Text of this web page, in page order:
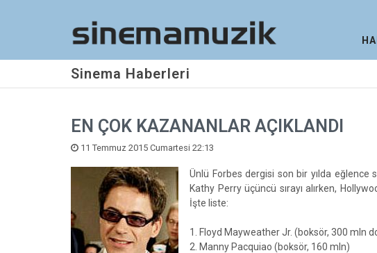
Sinema Haberleri
EN ÇOK KAZANANLAR AÇIKLANDI
11 Temmuz 2015 Cumartesi 22:13
Ünlü Forbes dergisi son bir yılda eğlence
Kathy Perry üçüncü sırayı alırken,
İşte liste:
1. Floyd Mayweather Jr. (boksör, 300 mln
2. Manny Pacquiao (boksör, 160 mln)